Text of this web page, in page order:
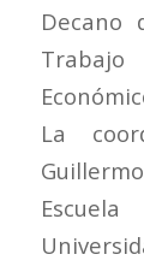
Decano
La